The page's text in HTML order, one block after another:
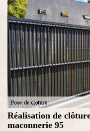
Réalisation de
maconnerie 95